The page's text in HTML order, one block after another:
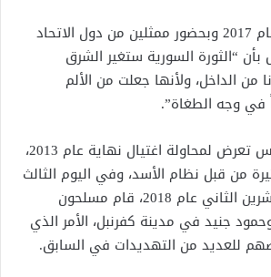
وفي مؤتمر صحفي عام 2017 وبحضور ممثلين من دول الاتحاد
بأن “الثورة السورية ستغير الشرق
من الداخل، ولأنها جعلت من الألم
في وجه الطغاة”.
وقبل استشهاد الفارس تعرض لمحاولة اغتيال نهاية عام 2013،
من قبل نظام الأسد، وفي اليوم الثالث
والعشرين من شهر تشرين الثاني عام 2018، قام مسلحون
جنيد في مدينة كفرنبل، الأمر الذي
للعديد من التهديدات في السابق.